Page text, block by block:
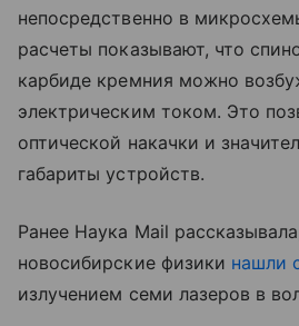
непосредственно в
расчеты показывают, что
карбиде кремния можно
электрическим током. Это
оптической накачки и
габариты устройств.
Ранее Наука Mail
новосибирские физики нашли
излучением семи лазеров в